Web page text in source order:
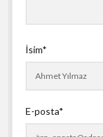
İsim*
E-posta*